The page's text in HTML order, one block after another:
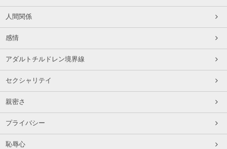
人間関係
感情
アダルトチルドレン境界線
セクシャリテイ
親密さ
プライバシー
恥辱心